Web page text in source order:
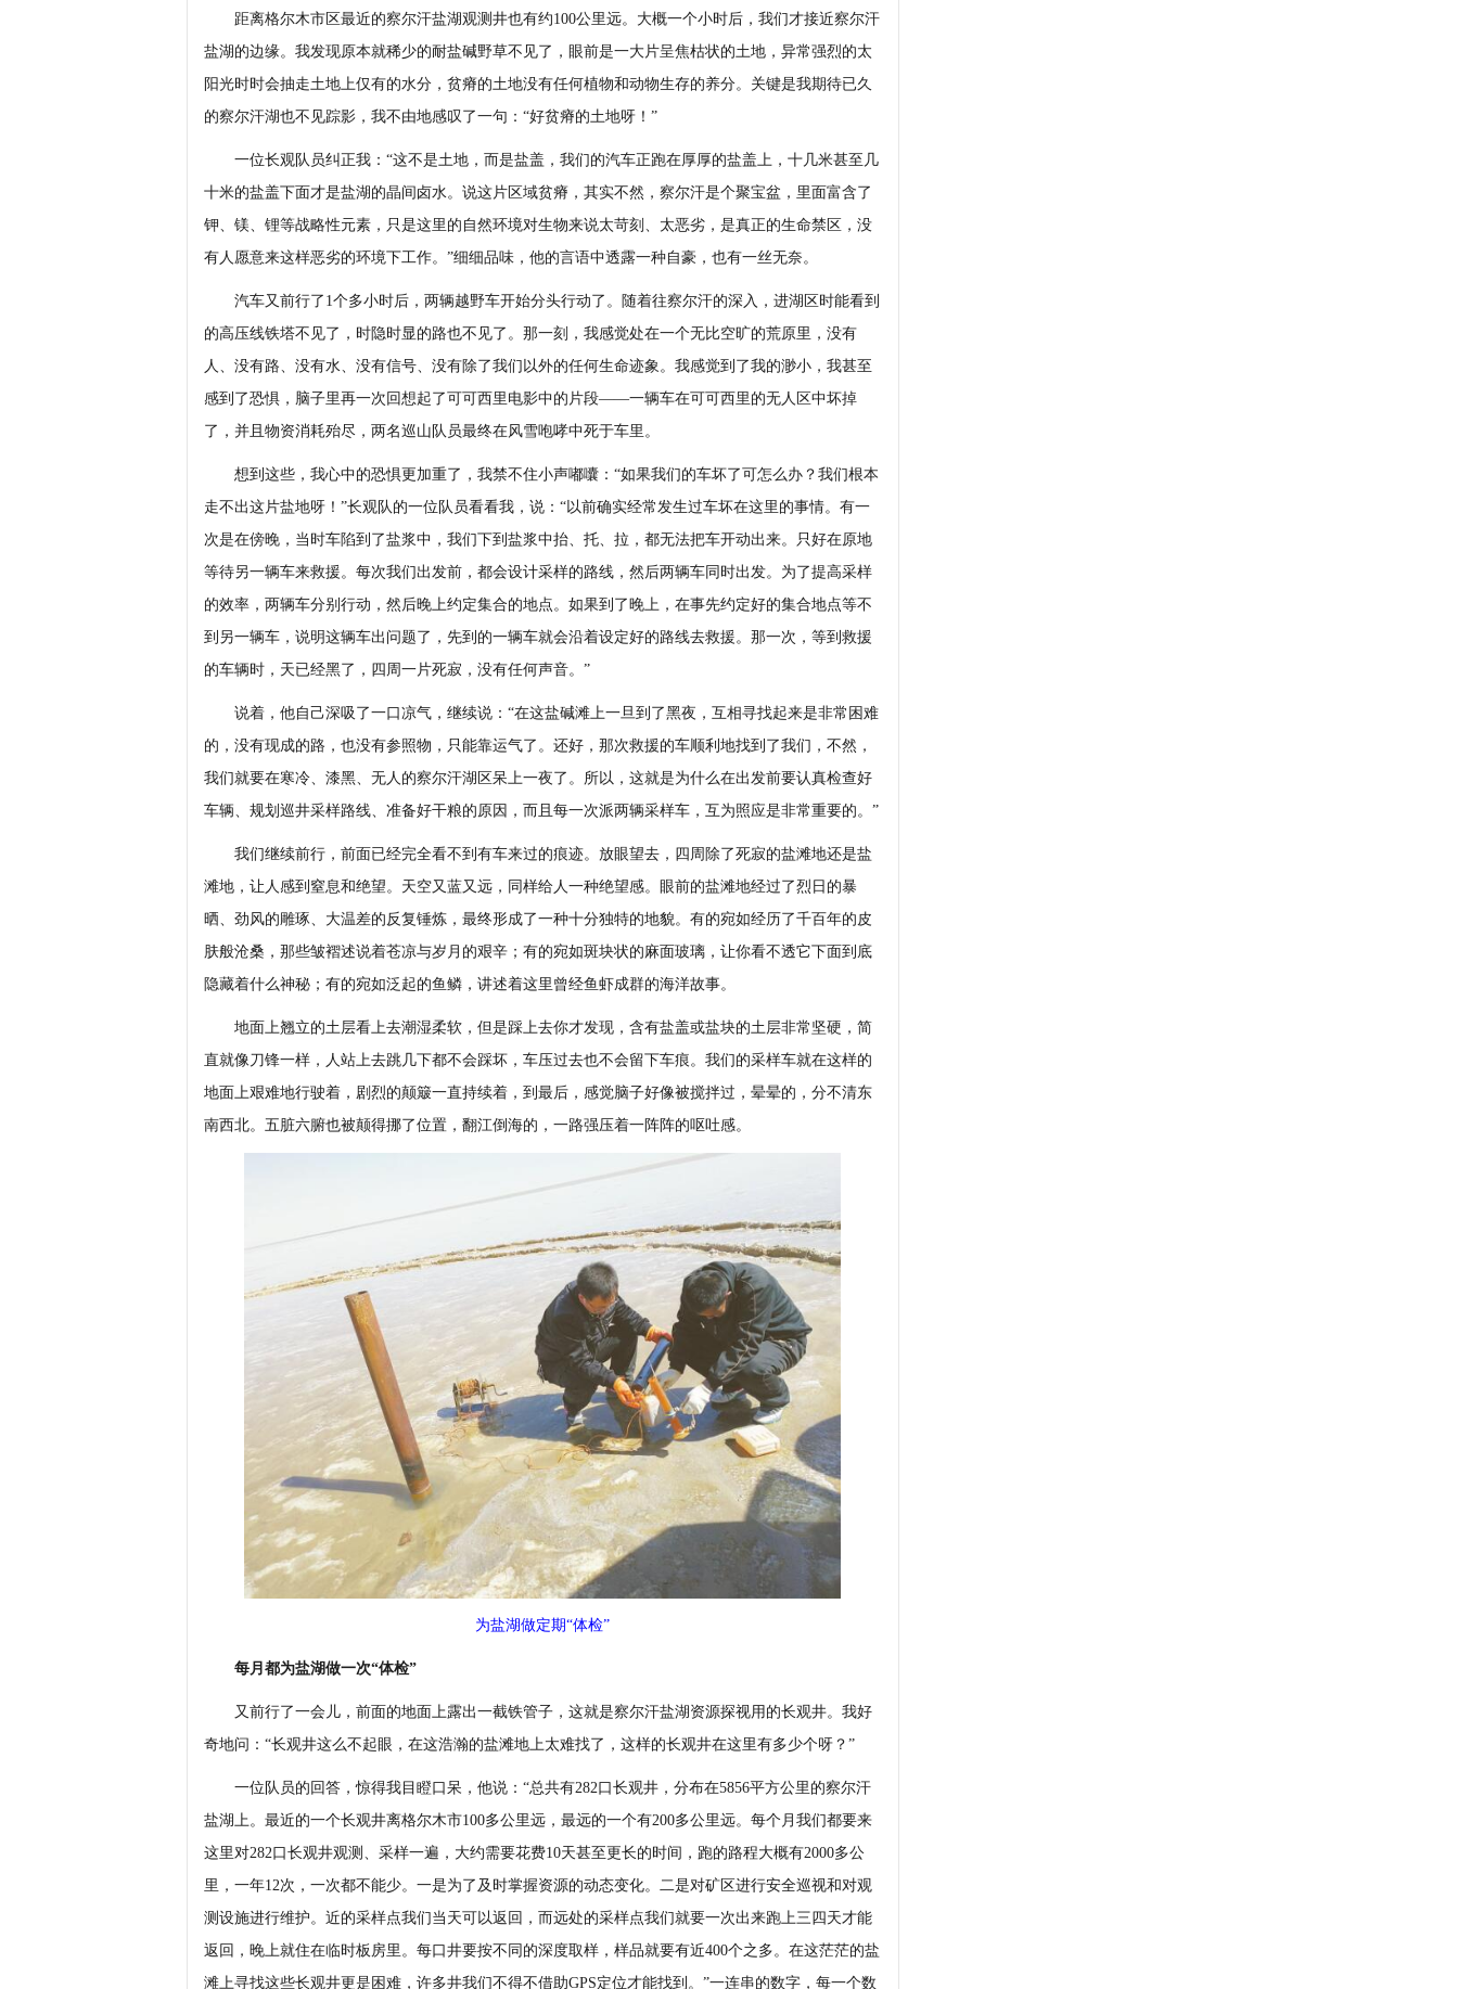
距离格尔木市区最近的察尔汗盐湖观测井也有约100公里远。大概一个小时后，我们才接近察尔汗
盐湖的边缘。我发现原本就稀少的耐盐碱野草不见了，眼前是一大片呈焦枯状的土地，异常强烈的太
阳光时时会抽走土地上仅有的水分，贫瘠的土地没有任何植物和动物生存的养分。关键是我期待已久
的察尔汗湖也不见踪影，我不由地感叹了一句：“好贫瘠的土地呀！”
一位长观队员纠正我：“这不是土地，而是盐盖，我们的汽车正跑在厚厚的盐盖上，十几米甚至几
十米的盐盖下面才是盐湖的晶间卤水。说这片区域贫瘠，其实不然，察尔汗是个聚宝盆，里面富含了
钾、镁、锂等战略性元素，只是这里的自然环境对生物来说太苛刻、太恶劣，是真正的生命禁区，没
有人愿意来这样恶劣的环境下工作。”细细品味，他的言语中透露一种自豪，也有一丝无奈。
汽车又前行了1个多小时后，两辆越野车开始分头行动了。随着往察尔汗的深入，进湖区时能看到
的高压线铁塔不见了，时隐时显的路也不见了。那一刻，我感觉处在一个无比空旷的荒原里，没有
人、没有路、没有水、没有信号、没有除了我们以外的任何生命迹象。我感觉到了我的渺小，我甚至
感到了恐惧，脑子里再一次回想起了可可西里电影中的片段——一辆车在可可西里的无人区中坏掉
了，并且物资消耗殆尽，两名巡山队员最终在风雪咆哮中死于车里。
想到这些，我心中的恐惧更加重了，我禁不住小声嘟囔：“如果我们的车坏了可怎么办？我们根本
走不出这片盐地呀！”长观队的一位队员看看我，说：“以前确实经常发生过车坏在这里的事情。有一
次是在傍晚，当时车陷到了盐浆中，我们下到盐浆中抬、托、拉，都无法把车开动出来。只好在原地
等待另一辆车来救援。每次我们出发前，都会设计采样的路线，然后两辆车同时出发。为了提高采样
的效率，两辆车分别行动，然后晚上约定集合的地点。如果到了晚上，在事先约定好的集合地点等不
到另一辆车，说明这辆车出问题了，先到的一辆车就会沿着设定好的路线去救援。那一次，等到救援
的车辆时，天已经黑了，四周一片死寂，没有任何声音。”
说着，他自己深吸了一口凉气，继续说：“在这盐碱滩上一旦到了黑夜，互相寻找起来是非常困难
的，没有现成的路，也没有参照物，只能靠运气了。还好，那次救援的车顺利地找到了我们，不然，
我们就要在寒冷、漆黑、无人的察尔汗湖区呆上一夜了。所以，这就是为什么在出发前要认真检查好
车辆、规划巡井采样路线、准备好干粮的原因，而且每一次派两辆采样车，互为照应是非常重要的。”
我们继续前行，前面已经完全看不到有车来过的痕迹。放眼望去，四周除了死寂的盐滩地还是盐
滩地，让人感到窒息和绝望。天空又蓝又远，同样给人一种绝望感。眼前的盐滩地经过了烈日的暴
晒、劲风的雕琢、大温差的反复锤炼，最终形成了一种十分独特的地貌。有的宛如经历了千百年的皮
肤般沧桑，那些皱褶述说着苍凉与岁月的艰辛；有的宛如斑块状的麻面玻璃，让你看不透它下面到底
隐藏着什么神秘；有的宛如泛起的鱼鳞，讲述着这里曾经鱼虾成群的海洋故事。
地面上翘立的土层看上去潮湿柔软，但是踩上去你才发现，含有盐盖或盐块的土层非常坚硬，简
直就像刀锋一样，人站上去跳几下都不会踩坏，车压过去也不会留下车痕。我们的采样车就在这样的
地面上艰难地行驶着，剧烈的颠簸一直持续着，到最后，感觉脑子好像被搅拌过，晕晕的，分不清东
南西北。五脏六腑也被颠得挪了位置，翻江倒海的，一路强压着一阵阵的呕吐感。
为盐湖做定期“体检”
每月都为盐湖做一次“体检”
又前行了一会儿，前面的地面上露出一截铁管子，这就是察尔汗盐湖资源探视用的长观井。我好
奇地问：“长观井这么不起眼，在这浩瀚的盐滩地上太难找了，这样的长观井在这里有多少个呀？”
一位队员的回答，惊得我目瞪口呆，他说：“总共有282口长观井，分布在5856平方公里的察尔汗
盐湖上。最近的一个长观井离格尔木市100多公里远，最远的一个有200多公里远。每个月我们都要来
这里对282口长观井观测、采样一遍，大约需要花费10天甚至更长的时间，跑的路程大概有2000多公
里，一年12次，一次都不能少。一是为了及时掌握资源的动态变化。二是对矿区进行安全巡视和对观
测设施进行维护。近的采样点我们当天可以返回，而远处的采样点我们就要一次出来跑上三四天才能
返回，晚上就住在临时板房里。每口井要按不同的深度取样，样品就要有近400个之多。在这茫茫的盐
滩上寻找这些长观井更是困难，许多井我们不得不借助GPS定位才能找到。”一连串的数字，每一个数